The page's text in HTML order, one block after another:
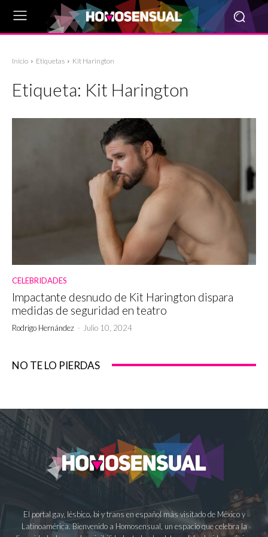
Inicio Etiquetas Kit Harington
Etiqueta: Kit Harington
CELEBRIDADES
Impactante desnudo de Kit Harington dispara
medidas de seguridad en teatro
Rodrigo Hernández - Julio 10, 2024
NO TE LO PIERDAS
El portal gay, lésbico, bi y trans en español más visitado de México y
Latinoamérica. Bienvenido a Homosensual, un espacio que celebra la